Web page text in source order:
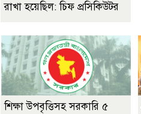
রাখা হয়েছিল: চিফ প্রসিকিউটর
শিক্ষা উপবৃত্তিসহ সরকারি ৫